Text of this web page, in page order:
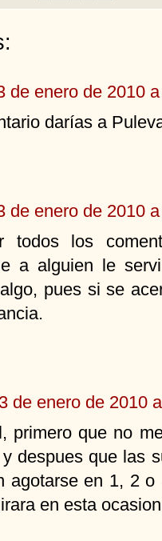
de enero de 2010
darías a
de enero de 2010
todos los
a alguien le
pues si se
de enero de 2010
primero que no
despues que las
agotarse en 1, 2
en esta